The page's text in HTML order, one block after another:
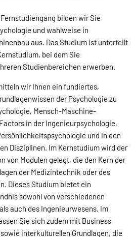
bilden wir Sie
und wahlweise in
aus. Das Studium ist unterteilt
bei dem Sie
Studienbereichen erwerben.
wir Ihnen ein fundiertes,
der Psychologie zu
Mensch-Maschine-
in der Ingenieurpsychologie,
und in den
Disziplinen. Im Kernstudium wird der
von Modulen gelegt, die den Kern der
der Medizintechnik oder des
Dieses Studium bietet ein
sowohl von verschiedenen
auch des Ingenieurwesens. Im
Sie sich zudem mit Business
interkulturellen Grundlagen, die